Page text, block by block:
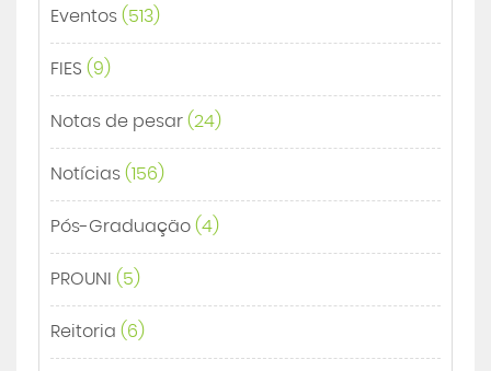
Eventos (513)
FIES (9)
Notas de pesar (24)
Notícias (156)
Pós-Graduação (4)
PROUNI (5)
Reitoria (6)